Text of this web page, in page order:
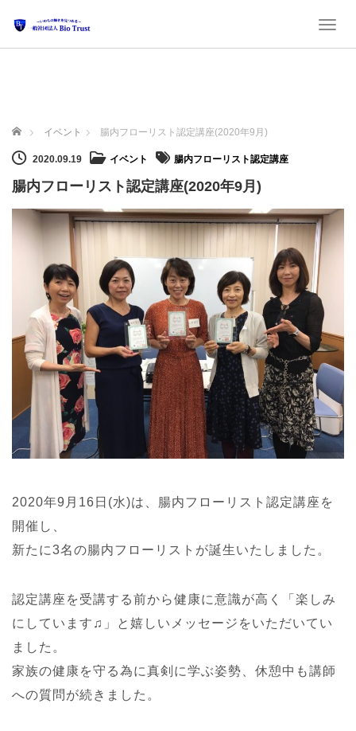
ホーム イベント 腸内フローリスト認定講座(2020年9月)
2020.09.19 イベント 腸内フローリスト認定講座
腸内フローリスト認定講座(2020年9月)
2020年9月16日(水)は、腸内フローリスト認定講座を
開催し、
新たに3名の腸内フローリストが誕生いたしました。
認定講座を受講する前から健康に意識が高く「楽しみ
にしています♫」と嬉しいメッセージをいただいてい
ました。
家族の健康を守る為に真剣に学ぶ姿勢、休憩中も講師
への質問が続きました。